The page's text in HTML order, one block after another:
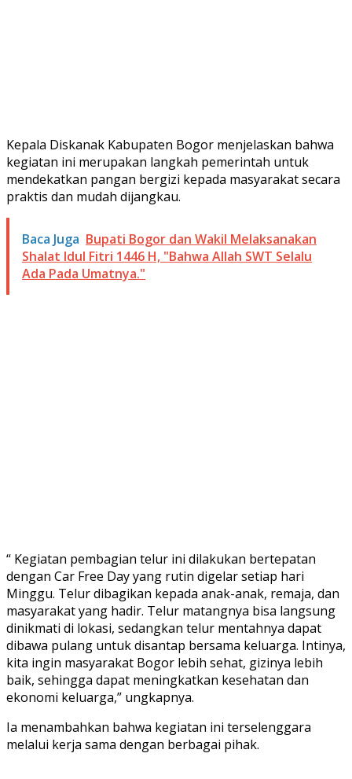
Kepala Diskanak Kabupaten Bogor menjelaskan bahwa
kegiatan ini merupakan langkah pemerintah untuk
mendekatkan pangan bergizi kepada masyarakat secara
praktis dan mudah dijangkau.
Baca Juga Bupati Bogor dan Wakil Melaksanakan
Shalat Idul Fitri 1446 H, "Bahwa Allah SWT Selalu
Ada Pada Umatnya."
“ Kegiatan pembagian telur ini dilakukan bertepatan
dengan Car Free Day yang rutin digelar setiap hari
Minggu. Telur dibagikan kepada anak-anak, remaja, dan
masyarakat yang hadir. Telur matangnya bisa langsung
dinikmati di lokasi, sedangkan telur mentahnya dapat
dibawa pulang untuk disantap bersama keluarga. Intinya,
kita ingin masyarakat Bogor lebih sehat, gizinya lebih
baik, sehingga dapat meningkatkan kesehatan dan
ekonomi keluarga,” ungkapnya.
Ia menambahkan bahwa kegiatan ini terselenggara
melalui kerja sama dengan berbagai pihak.